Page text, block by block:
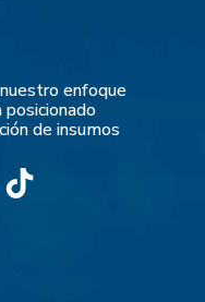
enfoque
de insumos